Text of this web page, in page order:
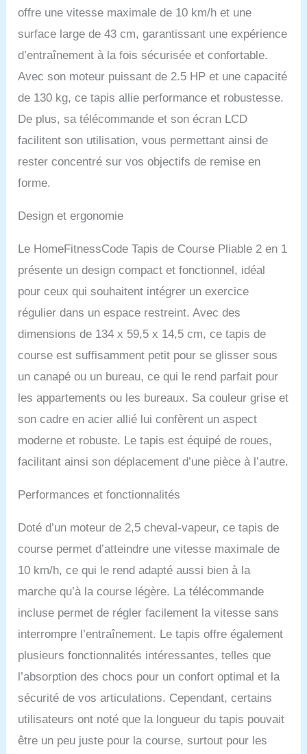
offre une vitesse maximale de 10 km/h et une
surface large de 43 cm, garantissant une expérience
d’entraînement à la fois sécurisée et confortable.
Avec son moteur puissant de 2.5 HP et une capacité
de 130 kg, ce tapis allie performance et robustesse.
De plus, sa télécommande et son écran LCD
facilitent son utilisation, vous permettant ainsi de
rester concentré sur vos objectifs de remise en
forme.
Design et ergonomie
Le HomeFitnessCode Tapis de Course Pliable 2 en 1
présente un design compact et fonctionnel, idéal
pour ceux qui souhaitent intégrer un exercice
régulier dans un espace restreint. Avec des
dimensions de 134 x 59,5 x 14,5 cm, ce tapis de
course est suffisamment petit pour se glisser sous
un canapé ou un bureau, ce qui le rend parfait pour
les appartements ou les bureaux. Sa couleur grise et
son cadre en acier allié lui confèrent un aspect
moderne et robuste. Le tapis est équipé de roues,
facilitant ainsi son déplacement d’une pièce à l’autre.
Performances et fonctionnalités
Doté d’un moteur de 2,5 cheval-vapeur, ce tapis de
course permet d’atteindre une vitesse maximale de
10 km/h, ce qui le rend adapté aussi bien à la
marche qu’à la course légère. La télécommande
incluse permet de régler facilement la vitesse sans
interrompre l’entraînement. Le tapis offre également
plusieurs fonctionnalités intéressantes, telles que
l’absorption des chocs pour un confort optimal et la
sécurité de vos articulations. Cependant, certains
utilisateurs ont noté que la longueur du tapis pouvait
être un peu juste pour la course, surtout pour les